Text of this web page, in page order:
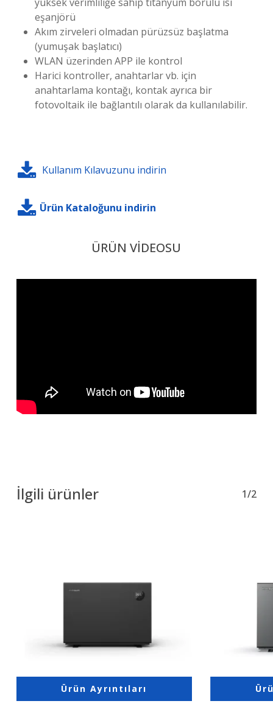
eşanjörü
Akım zirveleri olmadan pürüzsüz başlatma
(yumuşak başlatıcı)
WLAN üzerinden APP ile kontrol
Harici kontroller, anahtarlar vb. için
anahtarlama kontağı, kontak ayrıca bir
fotovoltaik ile bağlantılı olarak da kullanılabilir.
Kullanım Kılavuzunu indirin
Ürün Kataloğunu indirin
ÜRÜN VİDEOSU
İlgili ürünler 1/2
Ürün Ayrıntıları